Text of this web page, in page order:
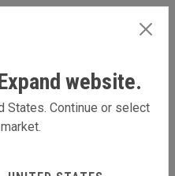
website.
States. Continue or select